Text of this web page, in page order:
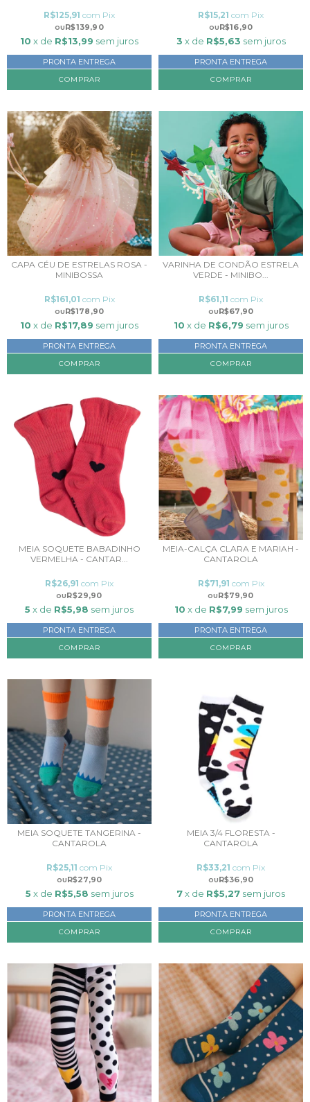
R$139,90
R$125,91 com Pix
10 x de R$13,99 sem juros
PRONTA ENTREGA
COMPRAR
R$16,90
R$15,21 com Pix
3 x de R$5,63 sem juros
PRONTA ENTREGA
CAPA CÉU DE ESTRELAS ROSA -
MINIBOSSA
R$178,90
R$161,01 com Pix
10 x de R$17,89 sem juros
PRONTA ENTREGA
COMPRAR
VARINHA DE CONDÃO ESTRELA
VERDE - MINIBO...
R$67,90
R$61,11 com Pix
10 x de R$6,79 sem juros
PRONTA ENTREGA
MEIA SOQUETE BABADINHO
VERMELHA - CANTAR...
R$29,90
R$26,91 com Pix
5 x de R$5,98 sem juros
PRONTA ENTREGA
COMPRAR
MEIA-CALÇA CLARA E MARIAH -
CANTAROLA
R$79,90
R$71,91 com Pix
10 x de R$7,99 sem juros
PRONTA ENTREGA
COMPRAR
MEIA SOQUETE TANGERINA -
CANTAROLA
R$27,90
R$25,11 com Pix
5 x de R$5,58 sem juros
PRONTA ENTREGA
COMPRAR
MEIA 3/4 FLORESTA -
CANTAROLA
R$36,90
R$33,21 com Pix
7x de R$5,27 sem juros
PRONTA ENTREGA
COMPRAR